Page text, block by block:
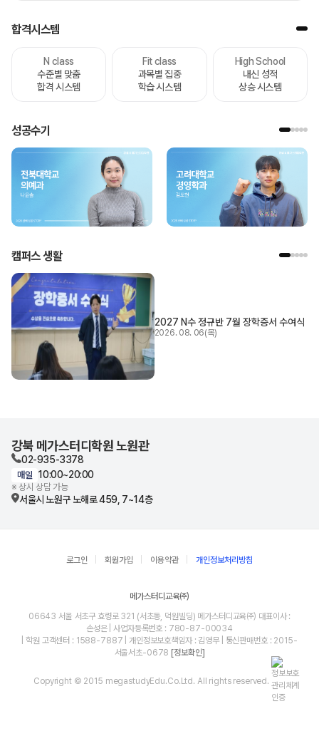
합격시스템
N class
수준별 맞춤
합격 시스템
Fit class
과목별 집중
학습 시스템
High School
내신 성적
상승 시스템
성공수기
캠퍼스 생활
2027 N수 정규반 7월 장학증서 수여식
2026. 08. 06(목)
강북 메가스터디학원 노원관
02-935-3378
매일 10:00~20:00
※ 상시 상담 가능
서울시 노원구 노해로 459, 7~14층
로그인 회원가입 이용약관 개인정보처리방침
메가스터디교육㈜
06643 서울 서초구 효령로 321 (서초동, 덕원빌딩) 메가스터디교육㈜ 대표이사 :
손성은 | 사업자등록번호 : 780-87-00034
| 학원 고객센터 : 1588-7887 | 개인정보보호책임자 : 김영무 | 통신판매번호 : 2015-
서울서초-0678 [정보확인]
Copyright © 2015 megastudyEdu.Co.Ltd. All rights reserved.